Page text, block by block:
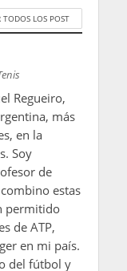
TODOS LOS POST
Regueiro,
más
en la
Soy
de
estas
permitido
de ATP,
en mi país.
del fútbol y